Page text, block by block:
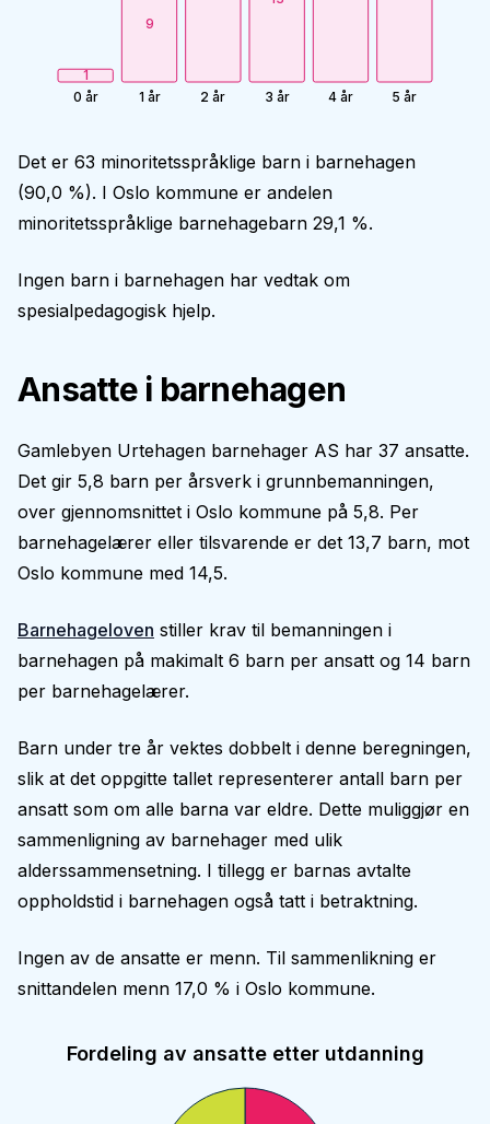
1
0 år
9
1 år 2 år 3 år 4 år 5 år
Det er 63 minoritetsspråklige barn i barnehagen
(90,0 %). I Oslo kommune er andelen
minoritetsspråklige barnehagebarn 29,1 %.
Ingen barn i barnehagen har vedtak om
spesialpedagogisk hjelp.
Ansatte i barnehagen
Gamlebyen Urtehagen barnehager AS har 37 ansatte.
Det gir 5,8 barn per årsverk i grunnbemanningen,
over gjennomsnittet i Oslo kommune på 5,8. Per
barnehagelærer eller tilsvarende er det 13,7 barn, mot
Oslo kommune med 14,5.
Barnehageloven stiller krav til bemanningen i
barnehagen på makimalt 6 barn per ansatt og 14 barn
per barnehagelærer.
Barn under tre år vektes dobbelt i denne beregningen,
slik at det oppgitte tallet representerer antall barn per
ansatt som om alle barna var eldre. Dette muliggjør en
sammenligning av barnehager med ulik
alderssammensetning. I tillegg er barnas avtalte
oppholdstid i barnehagen også tatt i betraktning.
Ingen av de ansatte er menn. Til sammenlikning er
snittandelen menn 17,0 % i Oslo kommune.
Fordeling av ansatte etter utdanning